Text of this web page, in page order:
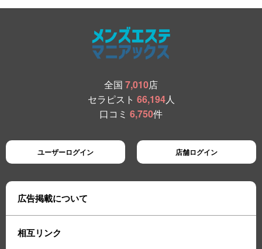
全国 7,010店
セラピスト 66,194人
口コミ 6,750件
ユーザーログイン 店舗ログイン
広告掲載について
相互リンク